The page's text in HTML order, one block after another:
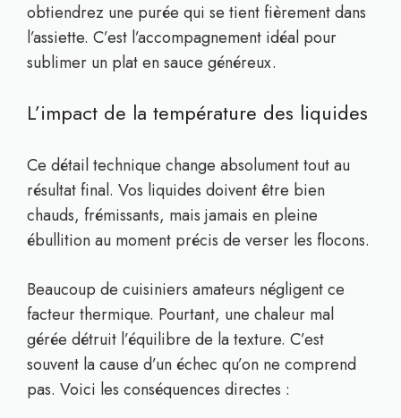
obtiendrez une purée qui se tient fièrement dans
l’assiette. C’est l’accompagnement idéal pour
sublimer un plat en sauce généreux.
L’impact de la température des liquides
Ce détail technique change absolument tout au
résultat final. Vos liquides doivent être bien
chauds, frémissants, mais jamais en pleine
ébullition au moment précis de verser les flocons.
Beaucoup de cuisiniers amateurs négligent ce
facteur thermique. Pourtant, une chaleur mal
gérée détruit l’équilibre de la texture. C’est
souvent la cause d’un échec qu’on ne comprend
pas. Voici les conséquences directes :